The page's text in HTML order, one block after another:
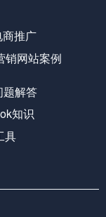
推广
销网站案例
题解答
知识
具